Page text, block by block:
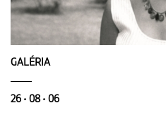
GALÉRIA
26 • 08 • 06